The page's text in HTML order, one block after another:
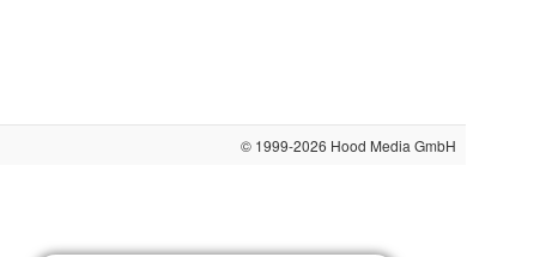
© 1999-2026 Hood Media GmbH